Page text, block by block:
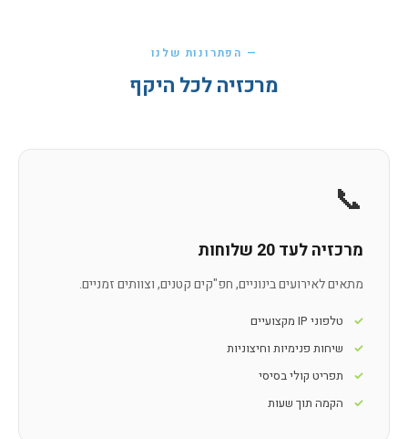
— הפתרונות שלנו
מרכזיה לכל היקף
📞
מרכזיה לעד 20 שלוחות
מתאים לאירועים בינוניים, חפ"קים קטנים, וצוותים זמניים.
טלפוני IP מקצועיים
שיחות פנימיות וחיצוניות
תפריט קולי בסיסי
הקמה תוך שעות